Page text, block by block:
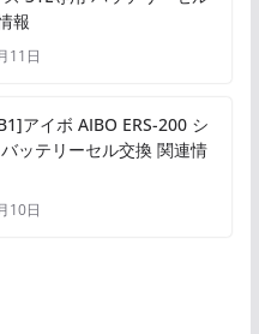
報
11日
アイボ AIBO ERS-200 シ
ッテリーセル交換 関連情
10日